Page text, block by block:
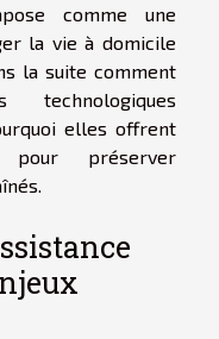
comme une
la vie à domicile
la suite comment
elles offrent
pour préserver